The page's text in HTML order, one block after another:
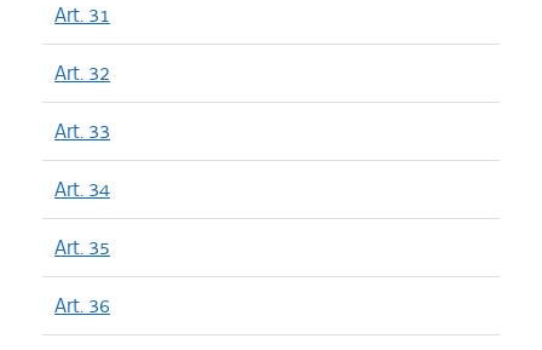
Art. 31
Art. 32
Art. 33
Art. 34
Art. 35
Art. 36